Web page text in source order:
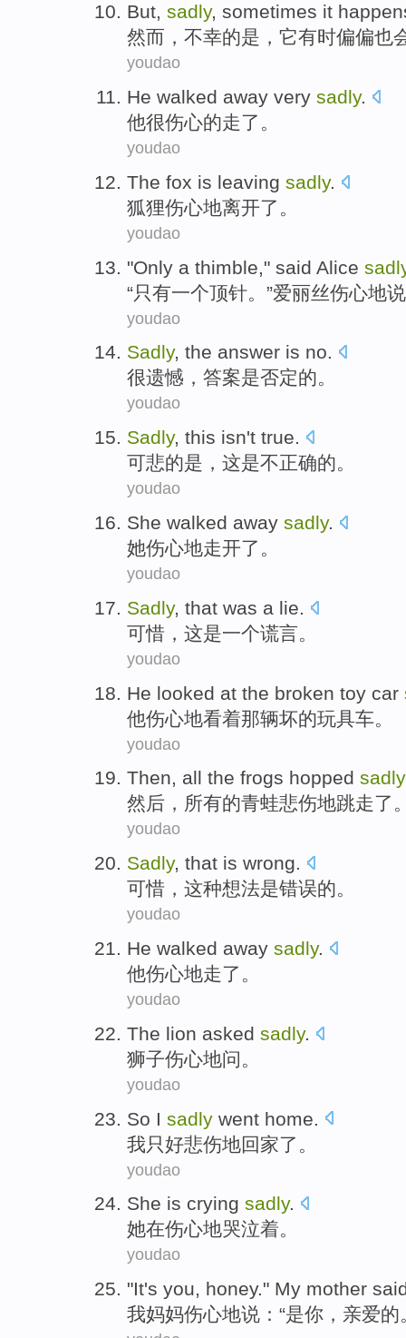
But, sadly, sometimes it
然而 ， 不幸的是， 它有时偏偏也
youdao
He walked away very sadly.
他很伤心的走了。
youdao
The fox is leaving sadly.
狐狸伤心地离开了 。
youdao
"Only a thimble ," said Alice
“只有一个顶针。”爱丽丝伤心地说
youdao
Sadly, the answer is no.
很遗憾 ， 答案是否定的。
youdao
Sadly, this isn't true.
可悲的是 ， 这是不正确的。
youdao
She walked away sadly.
她伤心地走开了。
youdao
Sadly, that was a lie.
可惜 ， 这是一个谎言。
youdao
He looked at the broken toy car
他伤心地看着那辆坏的玩具车。
youdao
Then, all the frogs hopped sadly
然后 ， 所有的青蛙悲伤地跳走了
youdao
Sadly, that is wrong.
可惜 ， 这种想法是错误的。
youdao
He walked away sadly.
他伤心地走了。
youdao
The lion asked sadly.
狮子伤心地问。
youdao
So I sadly went home
我只好悲伤地回家了。
youdao
She is crying sadly.
她在伤心地哭泣着。
youdao
"It's you, honey." My mother
我妈妈伤心地说：“是你 ， 亲爱的